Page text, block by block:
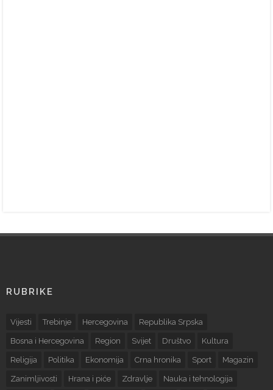
RUBRIKE
Vijesti Trebinje Hercegovina Republika Srpska
Bosna i Hercegovina Region Svijet Društvo Kultura
Religija Politika Ekonomija Crna hronika Sport Magazin
Zanimljivosti Hrana i piće Zdravlje Nauka i tehnologija